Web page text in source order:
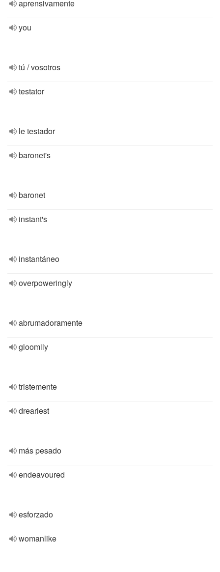
aprensivamente
you
tú / vosotros
testator
le testador
baronet's
baronet
instant's
instantáneo
overpoweringly
abrumadoramente
gloomily
tristemente
dreariest
más pesado
endeavoured
esforzado
womanlike